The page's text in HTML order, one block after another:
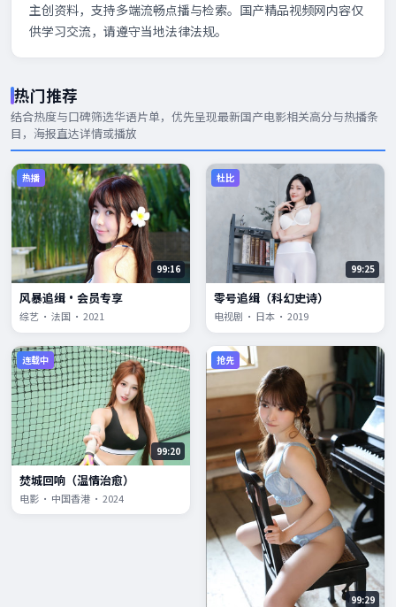
主创资料，支持多端流畅点播与检索。国产精品视频网内容仅
供学习交流，请遵守当地法律法规。
热门推荐
结合热度与口碑筛选华语片单，优先呈现最新国产电影相关高分与热播条
目，海报直达详情或播放
热播
99:16
风暴追缉·会员专享
综艺 · 法国 · 2021
杜比
99:25
零号追缉（科幻史诗）
电视剧 · 日本 · 2019
连载中
99:20
焚城回响（温情治愈）
电影 · 中国香港 · 2024
抢先
99:29